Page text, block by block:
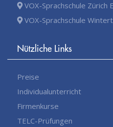
VOX-Sprachschule Zürich
VOX-Sprachschule
Nützliche Links
Preise
Individualunterricht
Firmenkurse
TELC-Prüfungen